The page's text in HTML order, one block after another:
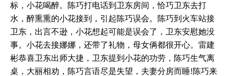
标，小花喝醉。陈巧打电话到卫东房间，恰巧卫东去打
水，醉熏熏的小花接到，引起陈巧误会。陈巧到火车站接
卫东，出言不逊，小花想起可能是误会了，卫东安慰她没
事。小花去接娜娜，还带了礼物，母女俩都很开心。雷建
彬恭喜卫东出师大捷，卫东提到小花的功劳，陈巧生气离
桌，大丽相劝，陈巧言语尽是失望，夫妻分房而睡!陈巧来